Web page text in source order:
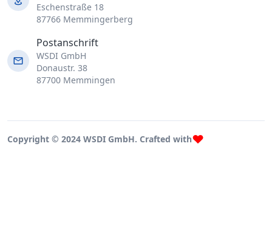
Eschenstraße 18
87766 Memmingerberg
Postanschrift
WSDI GmbH
Donaustr. 38
87700 Memmingen
Copyright © 2024 WSDI GmbH. Crafted with